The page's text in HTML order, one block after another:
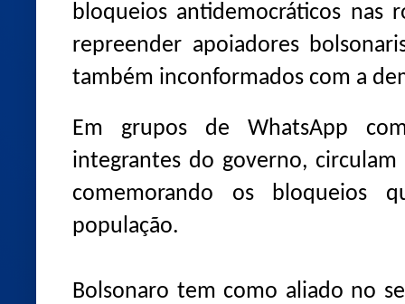
bloqueios antidemocráticos nas
repreender apoiadores
também inconformados com a
Em grupos de WhatsApp
integrantes do governo, circulam
comemorando os bloqueios
população.
Bolsonaro tem como aliado no